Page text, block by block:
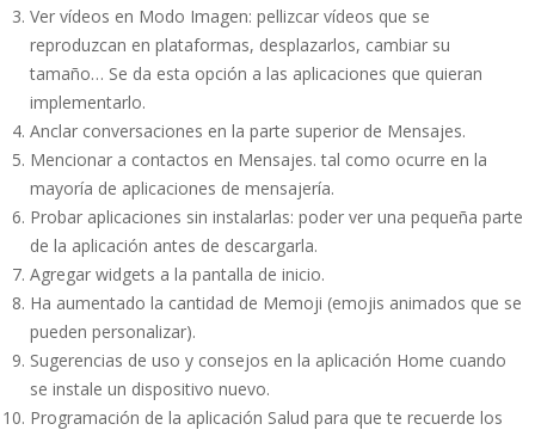
Ver vídeos en Modo Imagen: pellizcar vídeos que se
reproduzcan en plataformas, desplazarlos, cambiar su
tamaño… Se da esta opción a las aplicaciones que quieran
implementarlo.
Anclar conversaciones en la parte superior de Mensajes.
Mencionar a contactos en Mensajes. tal como ocurre en la
mayoría de aplicaciones de mensajería.
Probar aplicaciones sin instalarlas: poder ver una pequeña parte
de la aplicación antes de descargarla.
Agregar widgets a la pantalla de inicio.
Ha aumentado la cantidad de Memoji (emojis animados que se
pueden personalizar).
Sugerencias de uso y consejos en la aplicación Home cuando
se instale un dispositivo nuevo.
Programación de la aplicación Salud para que te recuerde los